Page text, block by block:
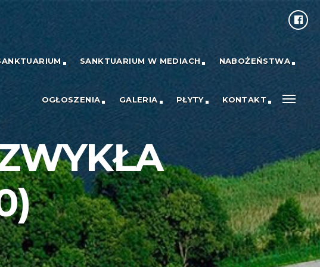
SANKTUARIUM W MEDIACH NABOŻEŃSTWA
OGŁOSZENIA GALERIA PŁYTY KONTAKT